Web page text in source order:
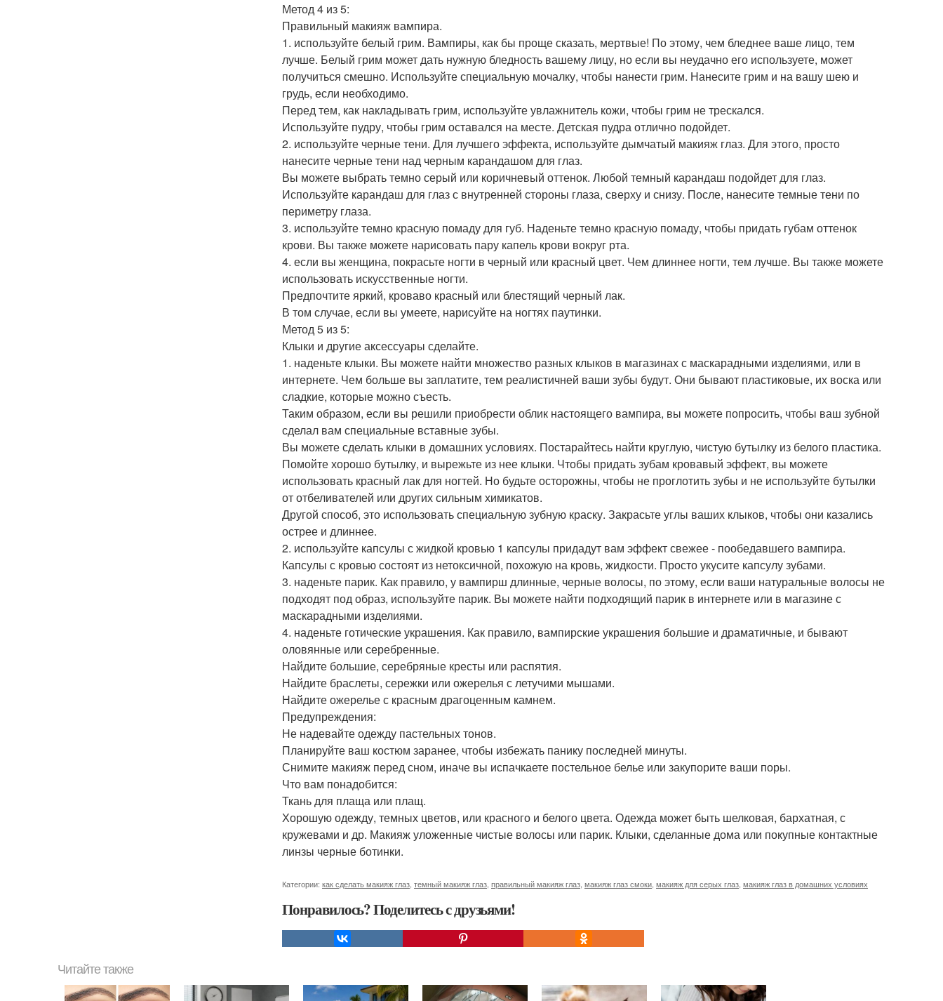
Метод 4 из 5:
Правильный макияж вампира.
1. используйте белый грим. Вампиры, как бы проще сказать, мертвые! По этому, чем бледнее ваше лицо, тем
лучше. Белый грим может дать нужную бледность вашему лицу, но если вы неудачно его используете, может
получиться смешно. Используйте специальную мочалку, чтобы нанести грим. Нанесите грим и на вашу шею и
грудь, если необходимо.
Перед тем, как накладывать грим, используйте увлажнитель кожи, чтобы грим не трескался.
Используйте пудру, чтобы грим оставался на месте. Детская пудра отлично подойдет.
2. используйте черные тени. Для лучшего эффекта, используйте дымчатый макияж глаз. Для этого, просто
нанесите черные тени над черным карандашом для глаз.
Вы можете выбрать темно серый или коричневый оттенок. Любой темный карандаш подойдет для глаз.
Используйте карандаш для глаз с внутренней стороны глаза, сверху и снизу. После, нанесите темные тени по
периметру глаза.
3. используйте темно красную помаду для губ. Наденьте темно красную помаду, чтобы придать губам оттенок
крови. Вы также можете нарисовать пару капель крови вокруг рта.
4. если вы женщина, покрасьте ногти в черный или красный цвет. Чем длиннее ногти, тем лучше. Вы также можете
использовать искусственные ногти.
Предпочтите яркий, кроваво красный или блестящий черный лак.
В том случае, если вы умеете, нарисуйте на ногтях паутинки.
Метод 5 из 5:
Клыки и другие аксессуары сделайте.
1. наденьте клыки. Вы можете найти множество разных клыков в магазинах с маскарадными изделиями, или в
интернете. Чем больше вы заплатите, тем реалистичней ваши зубы будут. Они бывают пластиковые, их воска или
сладкие, которые можно съесть.
Таким образом, если вы решили приобрести облик настоящего вампира, вы можете попросить, чтобы ваш зубной
сделал вам специальные вставные зубы.
Вы можете сделать клыки в домашних условиях. Постарайтесь найти круглую, чистую бутылку из белого пластика.
Помойте хорошо бутылку, и вырежьте из нее клыки. Чтобы придать зубам кровавый эффект, вы можете
использовать красный лак для ногтей. Но будьте осторожны, чтобы не проглотить зубы и не используйте бутылки
от отбеливателей или других сильным химикатов.
Другой способ, это использовать специальную зубную краску. Закрасьте углы ваших клыков, чтобы они казались
острее и длиннее.
2. используйте капсулы с жидкой кровью 1 капсулы придадут вам эффект свежее - пообедавшего вампира.
Капсулы с кровью состоят из нетоксичной, похожую на кровь, жидкости. Просто укусите капсулу зубами.
3. наденьте парик. Как правило, у вампирш длинные, черные волосы, по этому, если ваши натуральные волосы не
подходят под образ, используйте парик. Вы можете найти подходящий парик в интернете или в магазине с
маскарадными изделиями.
4. наденьте готические украшения. Как правило, вампирские украшения большие и драматичные, и бывают
оловянные или серебренные.
Найдите большие, серебряные кресты или распятия.
Найдите браслеты, сережки или ожерелья с летучими мышами.
Найдите ожерелье с красным драгоценным камнем.
Предупреждения:
Не надевайте одежду пастельных тонов.
Планируйте ваш костюм заранее, чтобы избежать панику последней минуты.
Снимите макияж перед сном, иначе вы испачкаете постельное белье или закупорите ваши поры.
Что вам понадобится:
Ткань для плаща или плащ.
Хорошую одежду, темных цветов, или красного и белого цвета. Одежда может быть шелковая, бархатная, с
кружевами и др. Макияж уложенные чистые волосы или парик. Клыки, сделанные дома или покупные контактные
линзы черные ботинки.
Категории: как сделать макияж глаз темный макияж глаз правильный макияж глаз макияж глаз смоки макияж для серых глаз макияж глаз в домашних условиях
Понравилось? Поделитесь с друзьями!
Читайте также